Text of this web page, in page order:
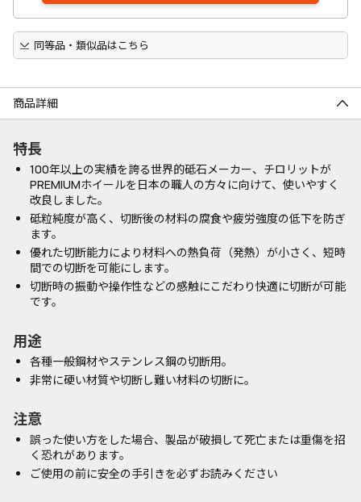
同等品・類似品はこちら
商品詳細
特長
100年以上の実績を誇る世界的砥石メーカー、チロリットが
PREMIUMホイールを日本の職人の方々に向けて、使いやすく
改良しました。
砥粒純度が高く、切断後の材料の腐食や疲労強度の低下を防ぎ
ます。
優れた切断能力により材料への熱負荷（発熱）が小さく、短時
間での切断を可能にします。
切断時の振動や操作性などの感触にこだわり快適に切断が可能
です。
用途
各種一般鋼材やステンレス鋼の切断用。
非常に硬い材質や切断し難い材料の切断に。
注意
誤った使い方をした場合、製品が破損して死亡または重傷を招
く恐れがあります。
ご使用の前に安全の手引きを必ずお読みください